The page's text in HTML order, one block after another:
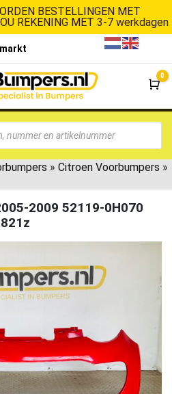
BESTELLINGEN MET
REKENING MET 3-7 werkdagen
100%
0
» Citroen Voorbumpers »
2009 52119-0H070